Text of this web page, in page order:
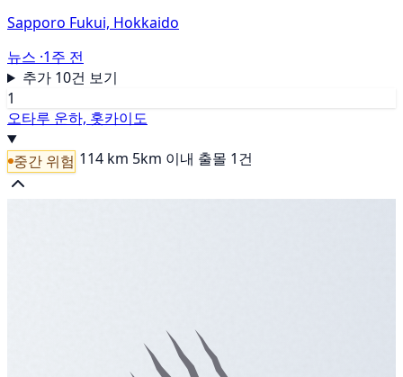
Sapporo Fukui, Hokkaido
뉴스 ·1주 전
추가 10건 보기
1
오타루 운하, 홋카이도
중간 위험 114 km 5km 이내 출몰 1건